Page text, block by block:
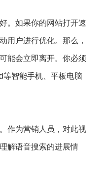
。如果你的网站打开速
用户进行优化。那么，
能会立即离开。你必须
智能手机、平板电脑
作为营销人员，对此视
解语音搜索的进展情